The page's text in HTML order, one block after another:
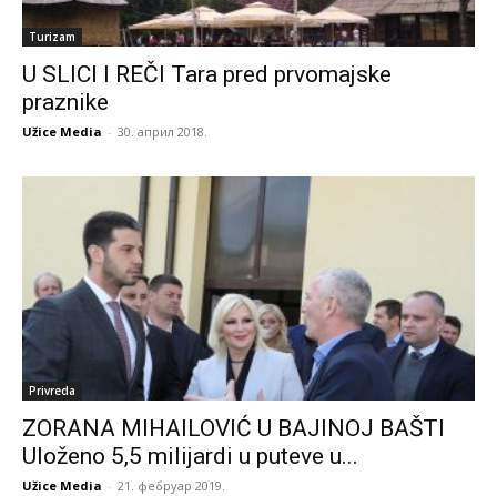
Turizam
U SLICI I REČI Tara pred prvomajske
praznike
Užice Media - 30. април 2018.
Privreda
ZORANA MIHAILOVIĆ U BAJINOJ BAŠTI
Uloženo 5,5 milijardi u puteve u...
Užice Media - 21. фебруар 2019.